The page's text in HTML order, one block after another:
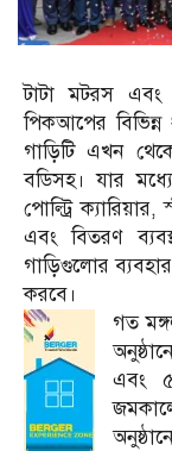
টাটা মটরস
পিকআপের
গাড়িটি এখন
বডিসহ। যার
পোল্ট্রি
এবং বিতরণ
গাড়িগুলোর
করবে।
গত
এবং